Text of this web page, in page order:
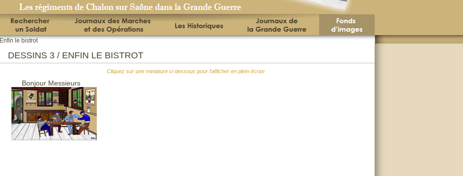
Enfin le bistrot
DESSINS 3 / ENFIN LE BISTROT
Cliquez sur une miniature ci dessous pour l'afficher en plein écran
Bonjour Messieurs